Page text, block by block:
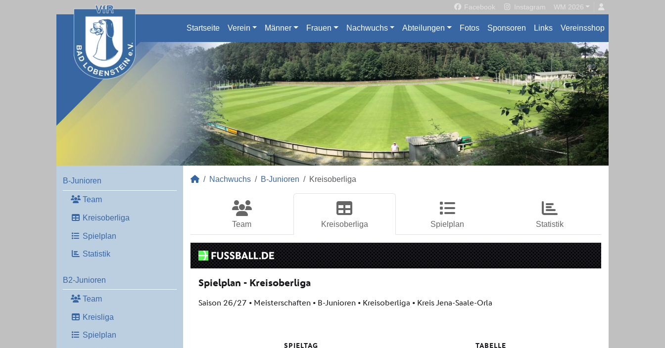
Facebook Instagram WM 2026
Startseite Verein Männer Frauen Nachwuchs Abteilungen Fotos Sponsoren Links Vereinsshop
B-Junioren
Team
Kreisoberliga
Spielplan
Statistik
B2-Junioren
Team
Kreisliga
Spielplan
Nachwuchs B-Junioren Kreisoberliga
Team Kreisoberliga Spielplan Statistik